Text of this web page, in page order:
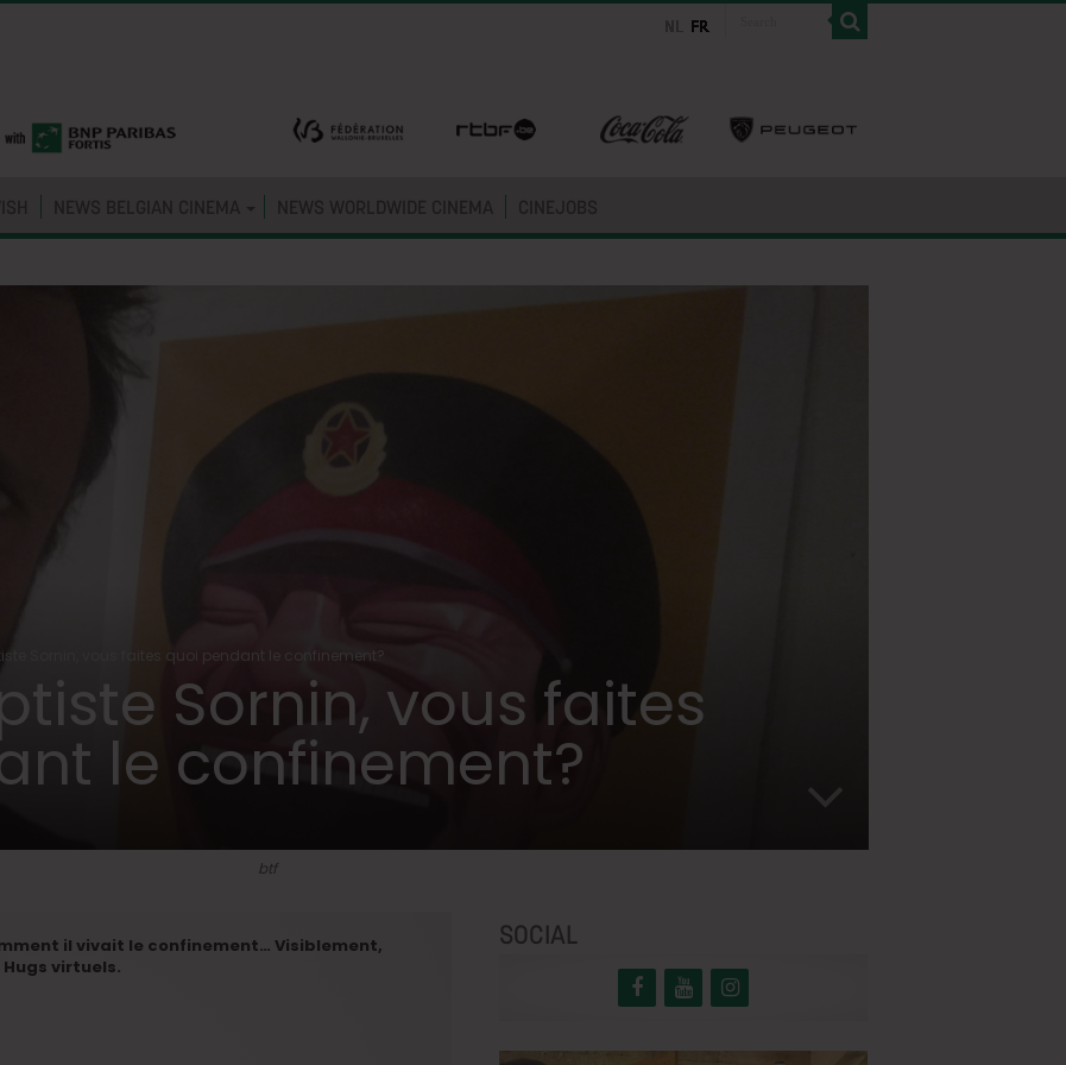
NEWS BELGIAN CINEMA NEWS WORLDWIDE CINEMA CINEJOBS
Sornin, vous faites quoi pendant le confinement?
Sornin, vous faites
le confinement?
btf
il vivait le confinement… Visiblement,
virtuels.
SOCIAL